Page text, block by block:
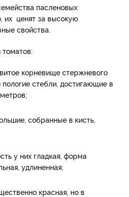
пасленовых
их ценят за высокую
свойства.
корневище стержневого
стебли, достигающие в
собранные в кисть,
у них гладкая, форма
удлиненная;
красная, но в